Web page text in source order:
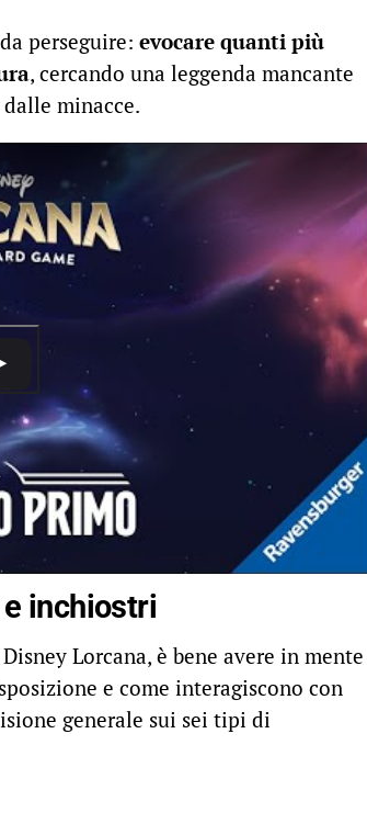
perseguire: evocare quanti più
, cercando una leggenda mancante
minacce.
inchiostri
Lorcana, è bene avere in mente
e come interagiscono con
generale sui sei tipi di